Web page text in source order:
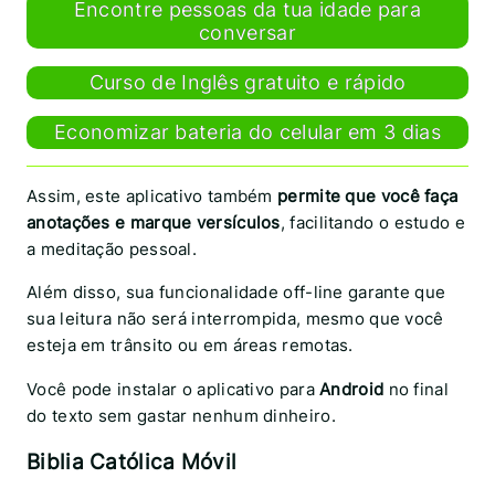
Encontre pessoas da tua idade para
conversar
Curso de Inglês gratuito e rápido
Economizar bateria do celular em 3 dias
Assim, este aplicativo também permite que você faça
anotações e marque versículos, facilitando o estudo e
a meditação pessoal.
Além disso, sua funcionalidade off-line garante que
sua leitura não será interrompida, mesmo que você
esteja em trânsito ou em áreas remotas.
Você pode instalar o aplicativo paraAndroid no final
do texto sem gastar nenhum dinheiro.
Biblia Católica Móvil